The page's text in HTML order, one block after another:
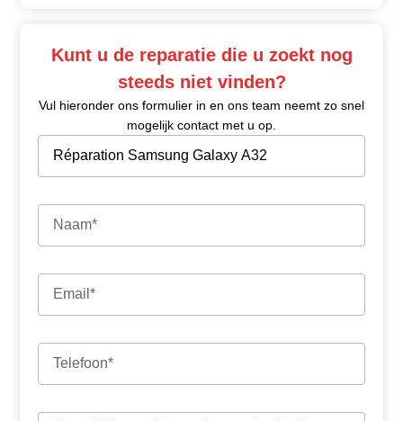
Kunt u de reparatie die u zoekt nog
steeds niet vinden?
Vul hieronder ons formulier in en ons team neemt zo snel
mogelijk contact met u op.